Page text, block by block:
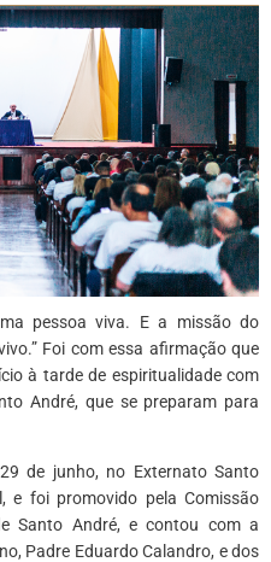
pessoa viva. E a missão do
Foi com essa afirmação que
à tarde de espiritualidade com
André, que se preparam para
de junho, no Externato Santo
e foi promovido pela Comissão
Santo André, e contou com a
Padre Eduardo Calandro, e dos